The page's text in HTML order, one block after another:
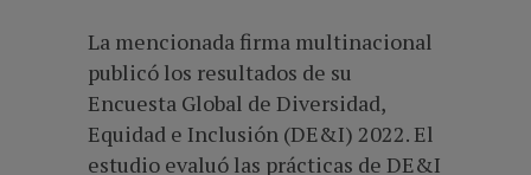
La mencionada firma multinacional
publicó los resultados de su
Encuesta Global de Diversidad,
Equidad e Inclusión (DE&I) 2022. El
estudio evaluó las prácticas de DE&I